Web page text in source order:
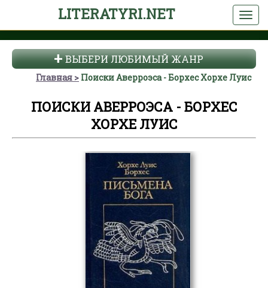
LITERATYRI.NET
ВЫБЕРИ ЛЮБИМЫЙ ЖАНР
Главная Поиски Аверроэса - Борхес Хорхе Луис
ПОИСКИ АВЕРРОЭСА - БОРХЕС
ХОРХЕ ЛУИС